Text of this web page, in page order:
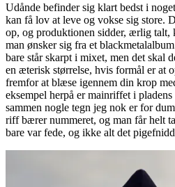
Udånde befinder sig klart bedst i
kan få lov at leve og vokse sig store.
op, og produktionen sidder, ærlig
man ønsker sig fra et
bare står skarpt i mixet, men det skal
en æterisk størrelse, hvis formål er at
fremfor at blæse igennem din krop
eksempel herpå er mainriffet i
sammen nogle tegn jeg nok er for
riff bærer nummeret, og man får helt
bare var fede, og ikke alt det